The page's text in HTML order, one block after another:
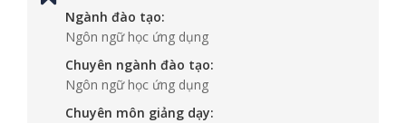
Ngành đào tạo:
Ngôn ngữ học ứng dụng
Chuyên ngành đào tạo:
Ngôn ngữ học ứng dụng
Chuyên môn giảng dạy: